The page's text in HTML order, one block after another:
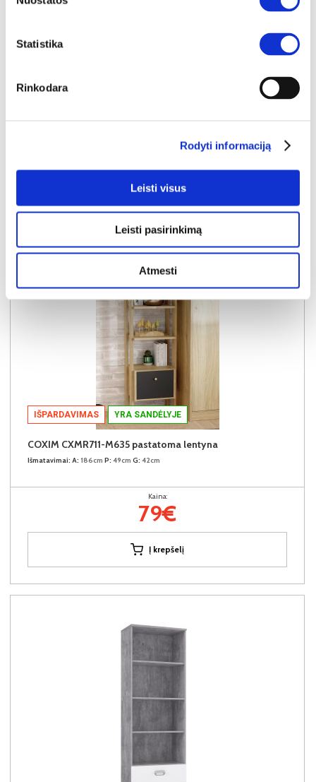
Statistika
Rinkodara
Rodyti informaciją
Leisti visus
Leisti pasirinkimą
Atmesti
BRAGA-06 pastatoma lentyna (Dab cremona)
IŠPARDAVIMAS YRA SANDĖLYJE
COXIM CXMR711-M635 pastatoma lentyna
Išmatavimai: A: 186cm P: 49cm G: 42cm
Kaina:
79€
Į krepšelį